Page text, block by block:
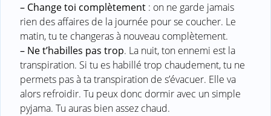
– Change toi complètement : on ne garde jamais
rien des affaires de la journée pour se coucher. Le
matin, tu te changeras à nouveau complètement.
– Ne t’habilles pas trop. La nuit, ton ennemi est la
transpiration. Si tu es habillé trop chaudement, tu ne
permets pas à ta transpiration de s’évacuer. Elle va
alors refroidir. Tu peux donc dormir avec un simple
pyjama. Tu auras bien assez chaud.